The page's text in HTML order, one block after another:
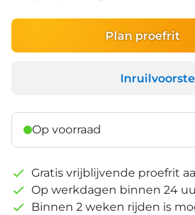
Plan proefrit
Op voorraad
Gratis vrijblijvende proefrit
Op werkdagen binnen 24
Binnen 2 weken rijden is